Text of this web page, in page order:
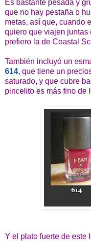
Es bastante pesada y
que no hay pestaña o
metas, así que, cuando
quiero que viajen juntas
prefiero la de Coastal
También incluyó un
614, que tiene un
saturado, y que cubre
pincelito es más fino de
Y el plato fuerte de este